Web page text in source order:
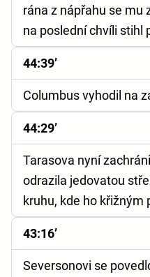
rána z nápřahu se mu
na poslední chvíli stihl
44:39’
Columbus vyhodil na
44:29’
Tarasova nyní
odrazila jedovatou
kruhu, kde ho křižným
43:16’
Seversonovi se